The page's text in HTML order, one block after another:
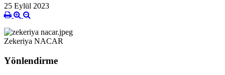
25 Eylül 2023
Zekeriya NACAR
Yönlendirme